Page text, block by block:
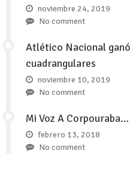
noviembre 24, 2019
No comment
Atlético Nacional
cuadrangulares
noviembre 10, 2019
No comment
Mi Voz A Corpouraba…
febrero 13, 2018
No comment